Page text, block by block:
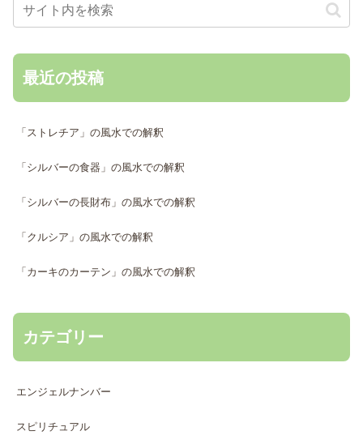
最近の投稿
「ストレチア」の風水での解釈
「シルバーの食器」の風水での解釈
「シルバーの長財布」の風水での解釈
「クルシア」の風水での解釈
「カーキのカーテン」の風水での解釈
カテゴリー
エンジェルナンバー
スピリチュアル